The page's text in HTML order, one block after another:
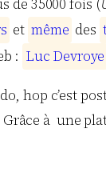
s et même des
: Luc Devroye
hop c’est
à une